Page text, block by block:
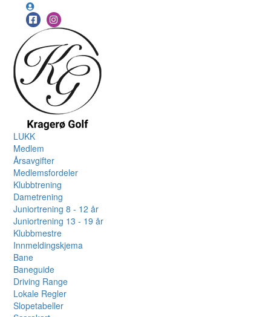
LUKK
Medlem
Årsavgifter
Medlemsfordeler
Klubbtrening
Dametrening
Juniortrening 8 - 12 år
Juniortrening 13 - 19 år
Klubbmestre
Innmeldingskjema
Bane
Baneguide
Driving Range
Lokale Regler
Slopetabeller